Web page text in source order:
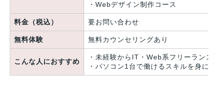
・Webデザイン制作コース
料金（税込） 要お問い合わせ
無料体験 無料カウンセリングあり
こんな人におすすめ
・未経験からIT・Web系フリーランス
・パソコン1台で働けるスキルを身に